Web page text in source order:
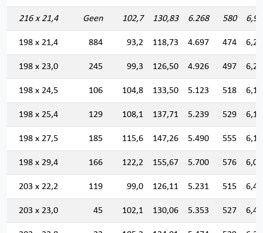
216 x 21,4 Geen 102,7 130,83 6.268 580
198 x 21,4 884 93,2 118,73 4.697 474
198 x 23,0 245 99,3 126,50 4.926 497
198 x 24,5 106 104,8 133,50 5.123 518
198 x 25,4 129 108,1 137,71 5.239 529
198 x 27,5 185 115,6 147,26 5.490 555
198 x 29,4 166 122,2 155,67 5.700 576
203 x 22,2 119 99,0 126,11 5.231 515
203 x 23,0 45 102,1 130,06 5.353 527